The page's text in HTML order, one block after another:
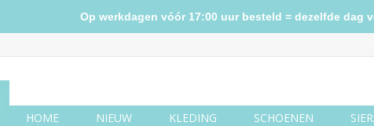
HOME NIEUW KLEDING SCHOENEN
Op werkdagen vóór 17:00 uur besteld = dezelfde dag